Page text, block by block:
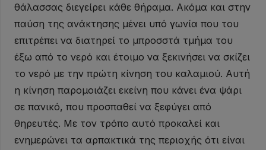
θάλασσας διεγείρει κάθε θήραμα. Ακόμα και στην
παύση της ανάκτησης μένει υπό γωνία που του
επιτρέπει να διατηρεί το μπροσστά τμήμα του
έξω από το νερό και έτοιμο να ξεκινήσει να σκίζει
το νερό με την πρώτη κίνηση του καλαμιού. Αυτή
η κίνηση παρομοιάζει εκείνη που κάνει ένα ψάρι
σε πανικό, που προσπαθεί να ξεφύγει από
θηρευτές. Με τον τρόπο αυτό προκαλεί και
ενημερώνει τα αρπακτικά της περιοχής ότι είναι